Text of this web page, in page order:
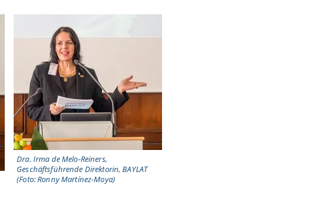
Dra. Irma de Melo-Reiners,
Geschäftsführende Direktorin, BAYLAT
(Foto: Ronny Martínez-Moya)